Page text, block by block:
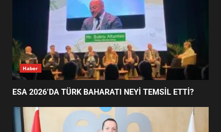
4
EDREMİT’İN GURURU TÜRKİYE
FİNALİNDE NE BAŞARDI?
5
UZATILDI: NE DEĞİŞTİ?
Haber
ESA 2026’DA TÜRK BAHARATI NEYİ TEMSİL ETTİ?